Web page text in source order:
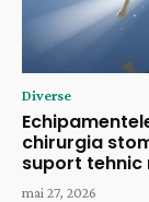
Diverse
chirurgia
suport tehnic
mai 27, 2026